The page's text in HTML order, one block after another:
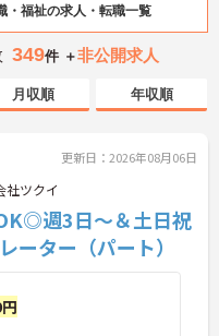
・福祉の求人・転職一覧
349件 ＋非公開求人
月収順 年収順
更新日：2026年08月06日
社ツクイ
週3日～＆土日祝
ター（パート）